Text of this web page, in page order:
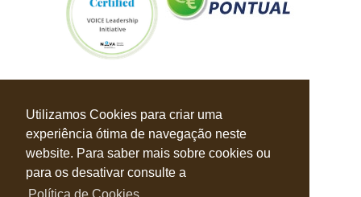
Utilizamos Cookies para criar uma
experiência ótima de navegação neste
website. Para saber mais sobre cookies ou
para os desativar consulte a